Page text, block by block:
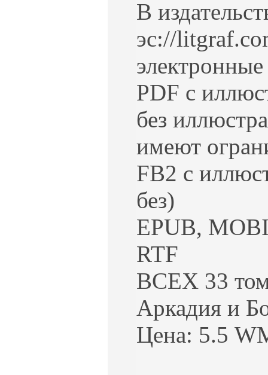
В
эс://
PDF с
без
имеют
FB2 с
без)
EPUB,
RTF
ВСЕХ 33
Аркадия и
Цена: 5.5